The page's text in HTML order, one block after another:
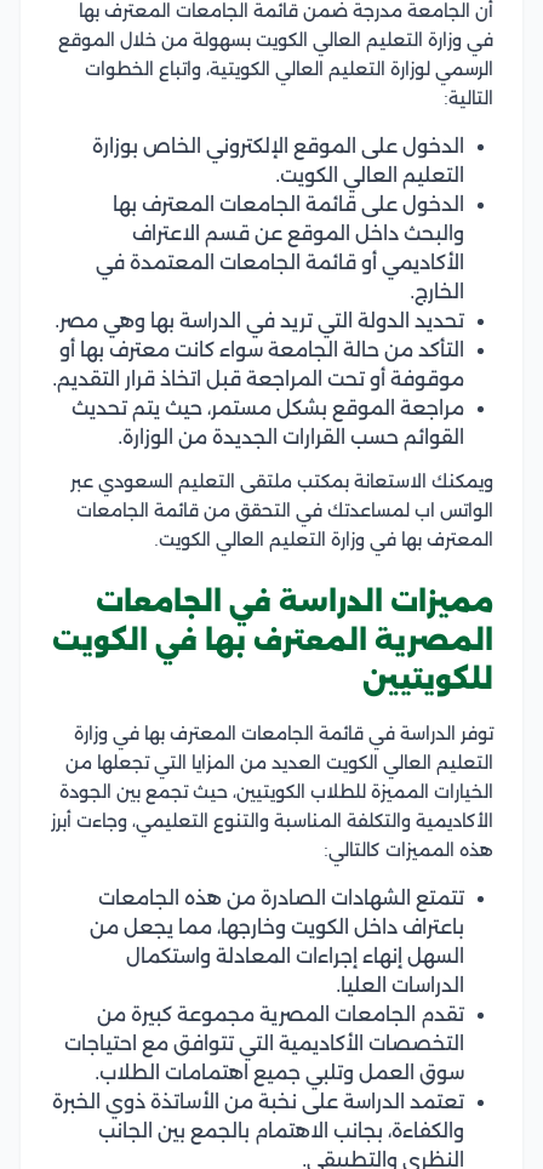
أن الجامعة مدرجة ضمن قائمة الجامعات المعترف بها
في وزارة التعليم العالي الكويت بسهولة من خلال الموقع
الرسمي لوزارة التعليم العالي الكويتية، واتباع الخطوات
التالية:
الدخول على الموقع الإلكتروني الخاص بوزارة
التعليم العالي الكويت.
الدخول على قائمة الجامعات المعترف بها
والبحث داخل الموقع عن قسم الاعتراف
الأكاديمي أو قائمة الجامعات المعتمدة في
الخارج.
تحديد الدولة التي تريد في الدراسة بها وهي مصر.
التأكد من حالة الجامعة سواء كانت معترف بها أو
موقوفة أو تحت المراجعة قبل اتخاذ قرار التقديم.
مراجعة الموقع بشكل مستمر، حيث يتم تحديث
القوائم حسب القرارات الجديدة من الوزارة.
ويمكنك الاستعانة بمكتب ملتقى التعليم السعودي عبر
الواتس اب لمساعدتك في التحقق من قائمة الجامعات
المعترف بها في وزارة التعليم العالي الكويت.
مميزات الدراسة في الجامعات
المصرية المعترف بها في الكويت
للكويتيين
توفر الدراسة في قائمة الجامعات المعترف بها في وزارة
التعليم العالي الكويت العديد من المزايا التي تجعلها من
الخيارات المميزة للطلاب الكويتيين، حيث تجمع بين الجودة
الأكاديمية والتكلفة المناسبة والتنوع التعليمي، وجاءت أبرز
هذه المميزات كالتالي:
تتمتع الشهادات الصادرة من هذه الجامعات
باعتراف داخل الكويت وخارجها، مما يجعل من
السهل إنهاء إجراءات المعادلة واستكمال
الدراسات العليا.
تقدم الجامعات المصرية مجموعة كبيرة من
التخصصات الأكاديمية التي تتوافق مع احتياجات
سوق العمل وتلبي جميع اهتمامات الطلاب.
تعتمد الدراسة على نخبة من الأساتذة ذوي الخبرة
والكفاءة، بجانب الاهتمام بالجمع بين الجانب
النظري والتطبيقي.